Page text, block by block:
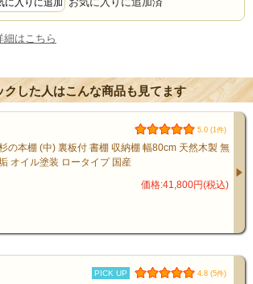
細はこちら
クした人はこんな商品も見てます
5.0 (1件)
の本棚 (中) 裏板付 書棚 収納棚 幅80cm 天然木製 無
オイル塗装 ロータイプ 国産
価格:41,800円(税込)
PICK UP 4.8 (5件)